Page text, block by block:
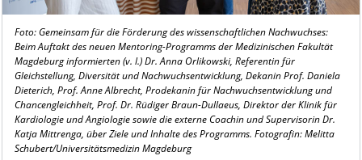
Foto: Gemeinsam für die Förderung des wissenschaftlichen Nachwuchses:
Beim Auftakt des neuen Mentoring-Programms der Medizinischen Fakultät
Magdeburg informierten (v. l.) Dr. Anna Orlikowski, Referentin für
Gleichstellung, Diversität und Nachwuchsentwicklung, Dekanin Prof. Daniela
Dieterich, Prof. Anne Albrecht, Prodekanin für Nachwuchsentwicklung und
Chancengleichheit, Prof. Dr. Rüdiger Braun-Dullaeus, Direktor der Klinik für
Kardiologie und Angiologie sowie die externe Coachin und Supervisorin Dr.
Katja Mittrenga, über Ziele und Inhalte des Programms. Fotografin: Melitta
Schubert/Universitätsmedizin Magdeburg